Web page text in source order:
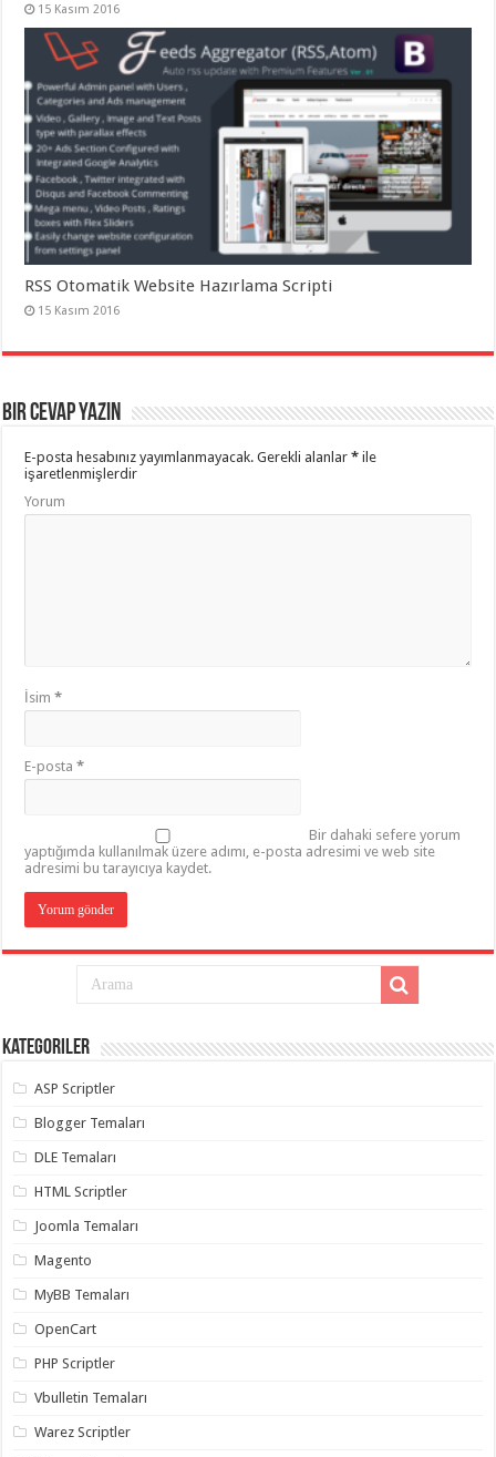
15 Kasım 2016
RSS Otomatik Website Hazırlama Scripti
15 Kasım 2016
Bir cevap yazın
E-posta hesabınız yayımlanmayacak. Gerekli alanlar* ile
işaretlenmişlerdir
Yorum
İsim*
E-posta*
Bir dahaki sefere yorum
yaptığımda kullanılmak üzere adımı, e-posta adresimi ve web site
adresimi bu tarayıcıya kaydet.
Kategoriler
ASP Scriptler
Blogger Temaları
DLE Temaları
HTML Scriptler
Joomla Temaları
Magento
MyBB Temaları
OpenCart
PHP Scriptler
Vbulletin Temaları
Warez Scriptler